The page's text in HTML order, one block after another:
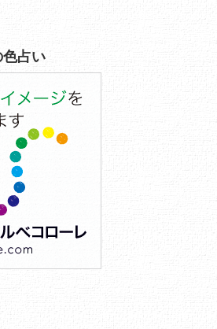
色占い